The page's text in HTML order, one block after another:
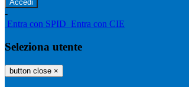
-
Entra con SPID Entra con CIE
Seleziona utente
button close ×